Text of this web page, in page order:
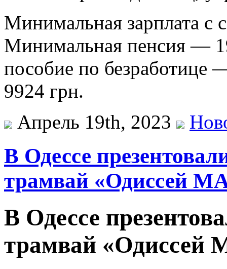
Минимальная зарплата с
Минимальная пенсия —
пособие по
9924 грн.
Апрель 19th, 2023
В Одессе
трамвай «Одиссей
В Одессе
трамвай «Одиссей